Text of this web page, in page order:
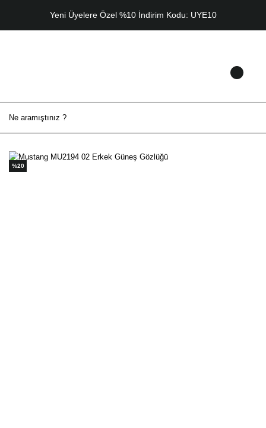
Yeni Üyelere Özel %10 İndirim Kodu: UYE10
%20